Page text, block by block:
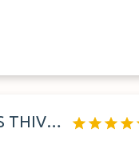
PIERRE-YVES THIVENT